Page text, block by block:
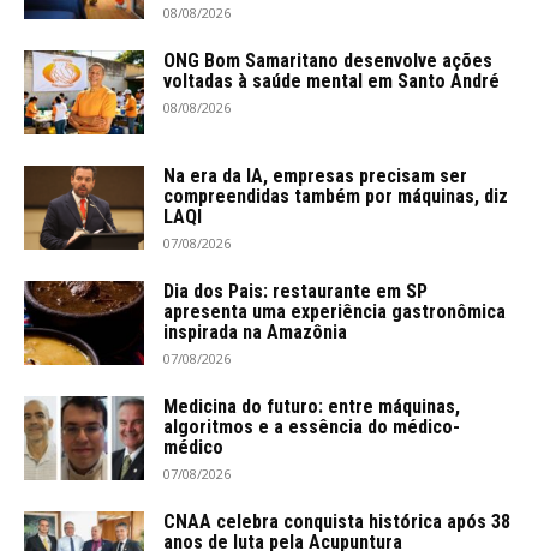
08/08/2026
ONG Bom Samaritano desenvolve ações
voltadas à saúde mental em Santo André
08/08/2026
Na era da IA, empresas precisam ser
compreendidas também por máquinas, diz
LAQI
07/08/2026
Dia dos Pais: restaurante em SP
apresenta uma experiência gastronômica
inspirada na Amazônia
07/08/2026
Medicina do futuro: entre máquinas,
algoritmos e a essência do médico-
médico
07/08/2026
CNAA celebra conquista histórica após 38
anos de luta pela Acupuntura